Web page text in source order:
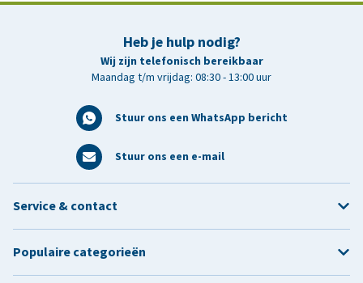
Heb je hulp nodig?
Wij zijn telefonisch bereikbaar
Maandag t/m vrijdag: 08:30 - 13:00 uur
Stuur ons een WhatsApp bericht
Stuur ons een e-mail
Service & contact
Populaire categorieën